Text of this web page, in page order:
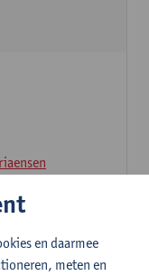
en daarmee
meten en